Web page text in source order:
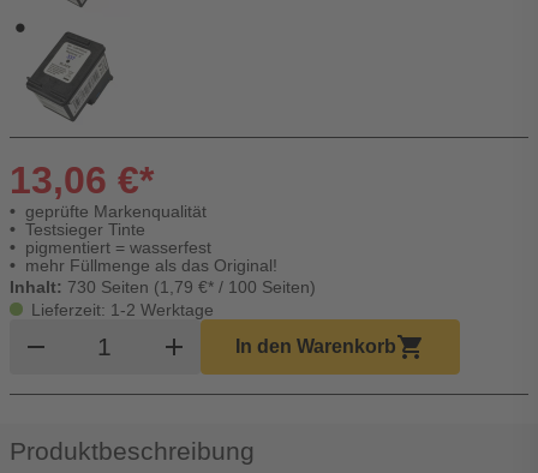
13,06 €*
geprüfte Markenqualität
Testsieger Tinte
pigmentiert = wasserfest
mehr Füllmenge als das Original!
Inhalt: 730 Seiten (1,79 €* / 100 Seiten)
Lieferzeit: 1-2 Werktage
remove Produkt Warenkorb Menge
add In den Warenkorbshopping_cart
Produktbeschreibung